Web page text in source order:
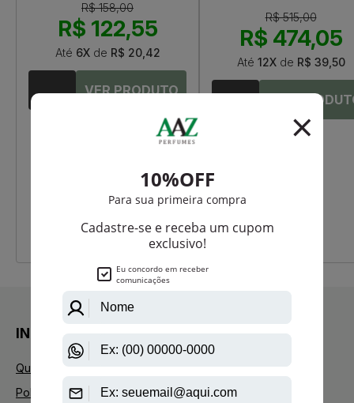
R$ 158,00
R$ 122,55
Até 6Xde R$ 20,42
R$ 515,00
R$ 474,05
Até 12Xde R$ 39,50
INSTITUCIONAL
Quem Somos
Política de Privacidade